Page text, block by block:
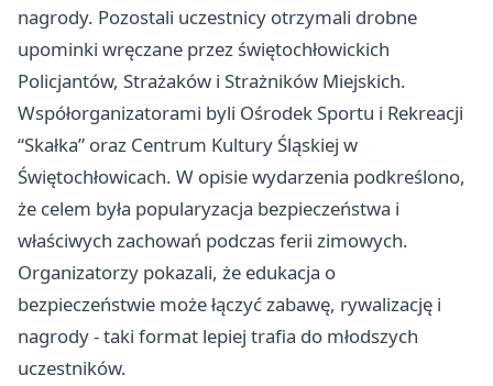
nagrody. Pozostali uczestnicy otrzymali drobne
upominki wręczane przez świętochłowickich
Policjantów, Strażaków i Strażników Miejskich.
Współorganizatorami byli Ośrodek Sportu i Rekreacji
“Skałka” oraz Centrum Kultury Śląskiej w
Świętochłowicach. W opisie wydarzenia podkreślono,
że celem była popularyzacja bezpieczeństwa i
właściwych zachowań podczas ferii zimowych.
Organizatorzy pokazali, że edukacja o
bezpieczeństwie może łączyć zabawę, rywalizację i
nagrody - taki format lepiej trafia do młodszych
uczestników.